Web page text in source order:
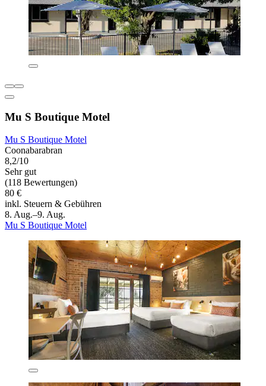
Mu S Boutique Motel
Mu S Boutique Motel
Coonabarabran
8,2/10
Sehr gut
(118 Bewertungen)
80 €
inkl. Steuern & Gebühren
8. Aug.–9. Aug.
Mu S Boutique Motel